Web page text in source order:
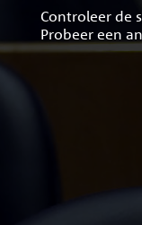
Controleer de
Probeer een